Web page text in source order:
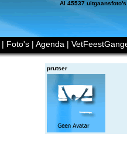
Al 45537
| Foto's | Agenda |
prutser